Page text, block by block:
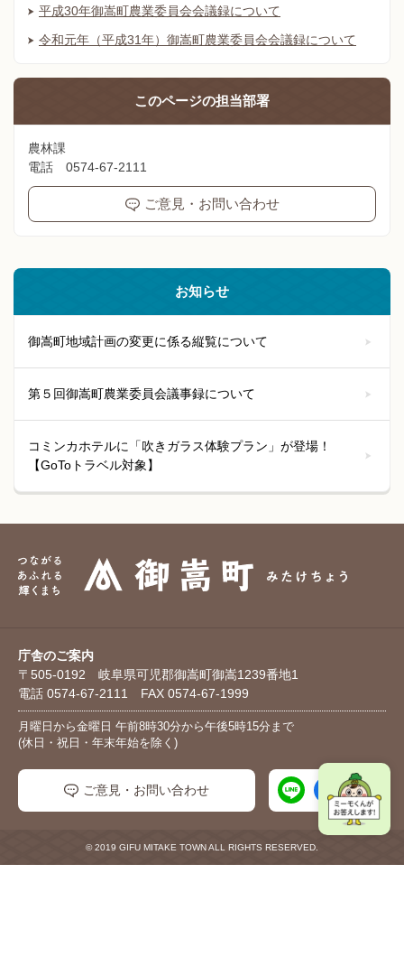
平成30年御嵩町農業委員会会議録について
令和元年（平成31年）御嵩町農業委員会会議録について
このページの担当部署
農林課
電話 0574-67-2111
ご意見・お問い合わせ
お知らせ
御嵩町地域計画の変更に係る縦覧について
第５回御嵩町農業委員会議事録について
コミンカホテルに「吹きガラス体験プラン」が登場！
【GoToトラベル対象】
庁舎のご案内
〒505-0192 岐阜県可児郡御嵩町御嵩1239番地1
電話 0574-67-2111 FAX 0574-67-1999
月曜日から金曜日 午前8時30分から午後5時15分まで
(休日・祝日・年末年始を除く)
ご意見・お問い合わせ
© 2019 GIFU MITAKE TOWN ALL RIGHTS RESERVED.